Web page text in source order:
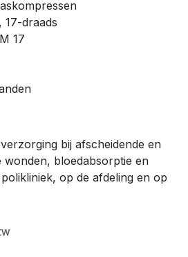
17-draads
17
bij afscheidende en
wonden, bloedabsorptie en
op de afdeling en op